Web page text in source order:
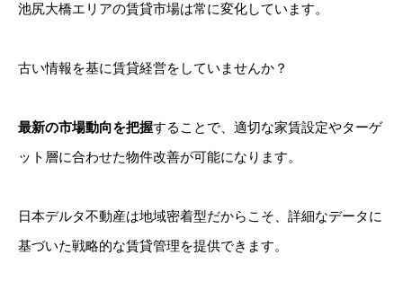
池尻大橋エリアの賃貸市場は常に変化しています。
古い情報を基に賃貸経営をしていませんか？
最新の市場動向を把握することで、適切な家賃設定やターゲ
ット層に合わせた物件改善が可能になります。
日本デルタ不動産は地域密着型だからこそ、詳細なデータに
基づいた戦略的な賃貸管理を提供できます。